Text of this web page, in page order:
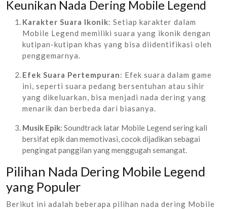
Keunikan Nada Dering Mobile Legend
Karakter Suara Ikonik: Setiap karakter dalam
Mobile Legend memiliki suara yang ikonik dengan
kutipan-kutipan khas yang bisa diidentifikasi oleh
penggemarnya.
Efek Suara Pertempuran: Efek suara dalam game
ini, seperti suara pedang bersentuhan atau sihir
yang dikeluarkan, bisa menjadi nada dering yang
menarik dan berbeda dari biasanya.
Musik Epik: Soundtrack latar Mobile Legend sering kali
bersifat epik dan memotivasi, cocok dijadikan sebagai
pengingat panggilan yang menggugah semangat.
Pilihan Nada Dering Mobile Legend
yang Populer
Berikut ini adalah beberapa pilihan nada dering Mobile